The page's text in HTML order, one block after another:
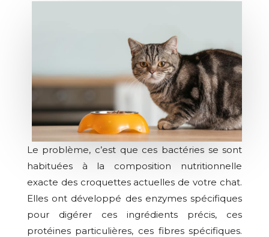
Le problème, c’est que ces bactéries se sont
habituées à la composition nutritionnelle
exacte des croquettes actuelles de votre chat.
Elles ont développé des enzymes spécifiques
pour digérer ces ingrédients précis, ces
protéines particulières, ces fibres spécifiques.